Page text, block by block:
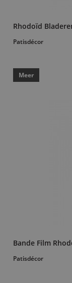
Rhodoïd
Patisdécor
Meer
Bande Film
Patisdécor